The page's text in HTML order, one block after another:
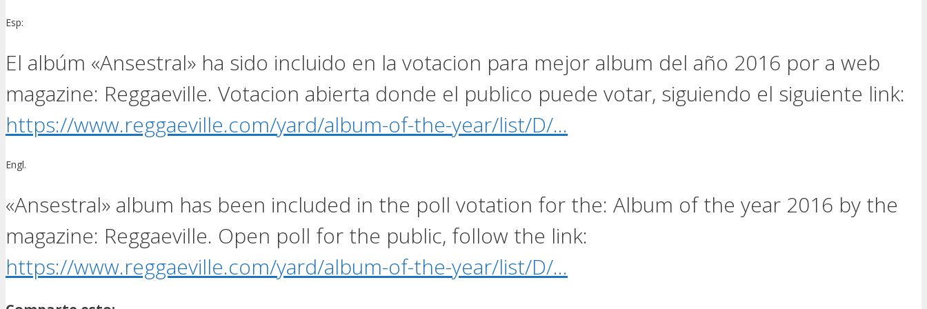
Esp:
El albúm «Ansestral» ha sido incluido en la votacion para mejor album del año 2016 por a web
magazine: Reggaeville. Votacion abierta donde el publico puede votar, siguiendo el siguiente link:
https://www.reggaeville.com/yard/album-of-the-year/list/D/…
Engl.
«Ansestral» album has been included in the poll votation for the: Album of the year 2016 by the
magazine: Reggaeville. Open poll for the public, follow the link:
https://www.reggaeville.com/yard/album-of-the-year/list/D/…